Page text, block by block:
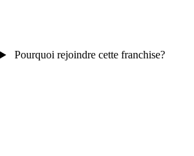
Pourquoi rejoindre cette franchise?